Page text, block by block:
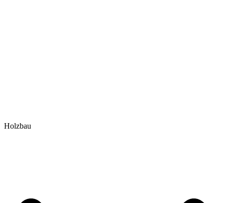
Holzbau